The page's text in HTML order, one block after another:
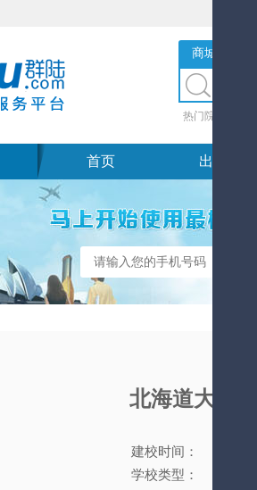
商城服务
热门院校
首页 出国留学
北海道大学
建校时间：
学校类型：